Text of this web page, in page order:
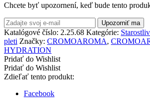
Chcete byť upozornení, keď bude tento
Upozorniť ma
Katalógové číslo: 2.25.68 Kategórie:
pleti Značky: CROMOAROMA,
HYDRATION
Pridať do Wishlist
Pridať do Wishlist
Zdieľať tento produkt:
Facebook